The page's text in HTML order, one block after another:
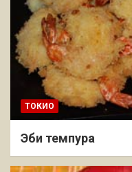
ТОКИО
Эби темпура